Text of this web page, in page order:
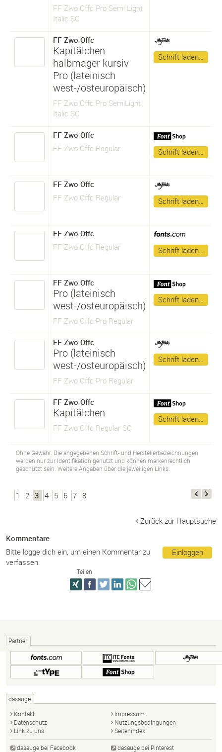
FF Zwo Offc Pro Semi Light
Italic SC
FF Zwo Offc
Kapitälchen
halbmager kursiv
Pro (lateinisch
west-/osteuropäisch)
FF Zwo Offc Pro SemiLight
Italic SC
Schrift laden…
FF Zwo Offc
FF Zwo Offc Regular
Schrift laden…
FF Zwo Offc
FF Zwo Offc Regular
Schrift laden…
FF Zwo Offc
FF Zwo Offc Regular
Schrift laden…
FF Zwo Offc
Pro (lateinisch
west-/osteuropäisch)
FF Zwo Offc Pro Regular
Schrift laden…
FF Zwo Offc
Pro (lateinisch
west-/osteuropäisch)
FF Zwo Offc Pro Regular
Schrift laden…
FF Zwo Offc
Kapitälchen
FF Zwo Offc Regular SC
Schrift laden…
Ohne Gewähr. Die angegebenen Schrift- und Herstellerbezeichnungen
werden nur zur Identifikation genutzt und können markenrechtlich
geschützt sein. Weitere Angaben über die jeweiligen Links.
1 2 3 4 5 6 7 8
Zurück zur Hauptsuche
Kommentare
Einloggen
Bitte logge dich ein, um einen Kommentar zu
verfassen.
Teilen
Partner
dasauge
Kontakt
Impressum
Datenschutz
Nutzungsbedingungen
Link zu uns
Seitenindex
dasauge bei Facebook dasauge bei Pinterest